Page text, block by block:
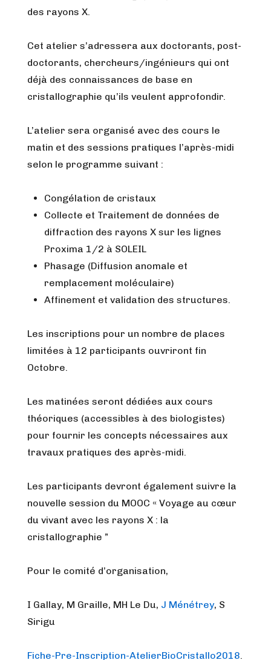
des rayons X.
Cet atelier s’adressera aux doctorants, post-
doctorants, chercheurs/ingénieurs qui ont
déjà des connaissances de base en
cristallographie qu’ils veulent approfondir.
L’atelier sera organisé avec des cours le
matin et des sessions pratiques l’après-midi
selon le programme suivant :
Congélation de cristaux
Collecte et Traitement de données de
diffraction des rayons X sur les lignes
Proxima 1/2 à SOLEIL
Phasage (Diffusion anomale et
remplacement moléculaire)
Affinement et validation des structures.
Les inscriptions pour un nombre de places
limitées à 12 participants ouvriront fin
Octobre.
Les matinées seront dédiées aux cours
théoriques (accessibles à des biologistes)
pour fournir les concepts nécessaires aux
travaux pratiques des après-midi.
Les participants devront également suivre la
nouvelle session du MOOC « Voyage au cœur
du vivant avec les rayons X : la
cristallographie ”
Pour le comité d’organisation,
I Gallay, M Graille, MH Le Du, J Ménétrey, S
Sirigu
Fiche-Pre-Inscription-AtelierBioCristallo2018.